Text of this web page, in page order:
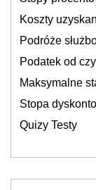
Koszty
Podróże
Podatek od
Maksymalne
Stopa
Quizy Testy